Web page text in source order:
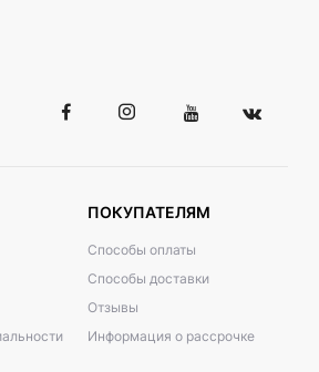
ПОКУПАТЕЛЯМ
Способы оплаты
Способы доставки
Отзывы
Информация о рассрочке